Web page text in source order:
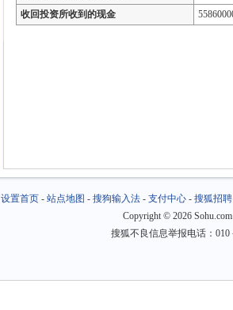
收回投资所收到的现金
设置首页- 站点地图 - 搜狗输入法- 支付中心- 搜狐招聘
Copyright © 2026
搜狐不良信息举报电话：010